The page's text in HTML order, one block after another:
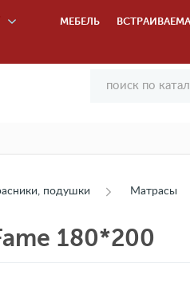
МЕБЕЛЬ
подушки Матрасы
180*200